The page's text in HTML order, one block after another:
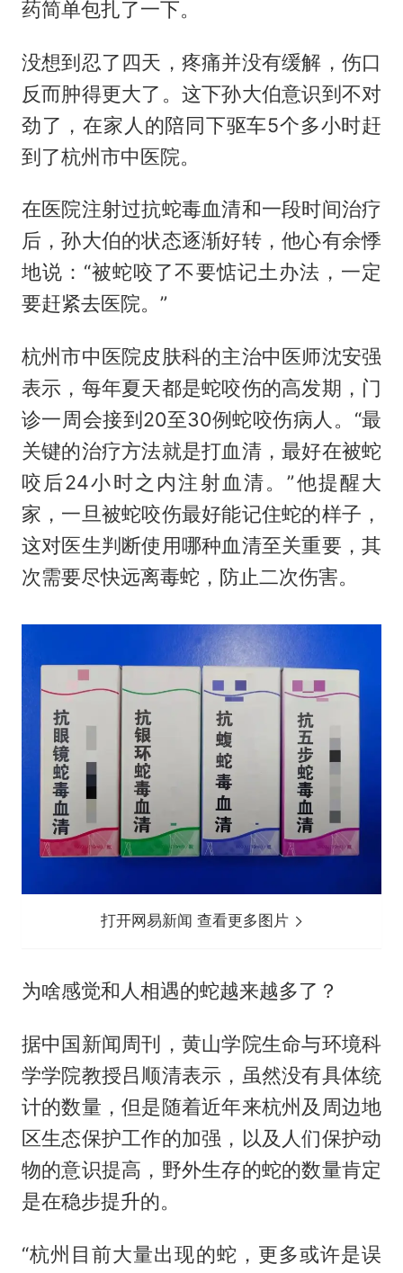
药简单包扎了一下。
没想到忍了四天，疼痛并没有缓解，伤口
反而肿得更大了。这下孙大伯意识到不对
劲了，在家人的陪同下驱车5个多小时赶
到了杭州市中医院。
在医院注射过抗蛇毒血清和一段时间治疗
后，孙大伯的状态逐渐好转，他心有余悸
地说：“被蛇咬了不要惦记土办法，一定
要赶紧去医院。”
杭州市中医院皮肤科的主治中医师沈安强
表示，每年夏天都是蛇咬伤的高发期，门
诊一周会接到20至30例蛇咬伤病人。“最
关键的治疗方法就是打血清，最好在被蛇
咬后24小时之内注射血清。”他提醒大
家，一旦被蛇咬伤最好能记住蛇的样子，
这对医生判断使用哪种血清至关重要，其
次需要尽快远离毒蛇，防止二次伤害。
打开网易新闻 查看更多图片
为啥感觉和人相遇的蛇越来越多了？
据中国新闻周刊，黄山学院生命与环境科
学学院教授吕顺清表示，虽然没有具体统
计的数量，但是随着近年来杭州及周边地
区生态保护工作的加强，以及人们保护动
物的意识提高，野外生存的蛇的数量肯定
是在稳步提升的。
“杭州目前大量出现的蛇，更多或许是误